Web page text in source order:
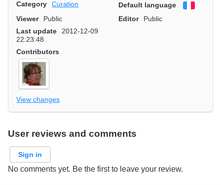
Category Curation Default language
Viewer
Public Editor
Public
Last update
2012-12-09
22:23:48
Contributors
View changes
User reviews and comments
Sign in
No comments yet. Be the first to leave your review.